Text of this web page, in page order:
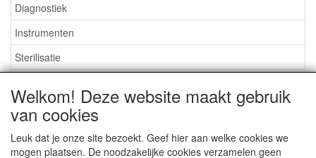
Diagnostiek
Instrumenten
Sterilisatie
Aktieartikelen
Welkom! Deze website maakt gebruik
van cookies
Leuk dat je onze site bezoekt. Geef hier aan welke cookies we
mogen plaatsen. De noodzakelijke cookies verzamelen geen